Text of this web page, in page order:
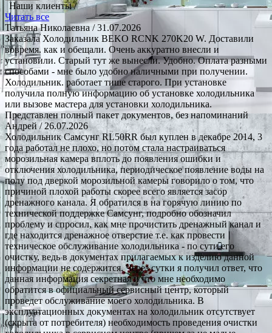
Наши клиенты /
Читать все
Татьяна Николаевна / 31.07.2026
Заказала Холодильник BEKO RCNK 270K20 W. Доставили
вовремя. как и обещали. Очень аккуратно внесли и
установили. Старый тут же вынесли. Удобно. Оплата разными
способами - мне было удобно наличными при получении.
Холодильник. работает тише старого. При установке
получила полную информацию об установке холодильника
или вызове мастера для установки холодильника.
Представлен полный пакет документов, без напоминаний
Андрей / 26.07.2026
Холодильник Самсунг RL50RR был куплен в декабре 2014, 3
года работал не плохо, но потом стала настраиваться
морозильная камера вплоть до появления ошибки и
отключения холодильника, периодическое появление воды на
полу под дверкой морозильной камеры говорило о том, что
причиной плохой работы скорее всего является засор
дренажного канала. Я обратился в на горячую линию по
технической поддержке Самсунг, подробно обозначил
проблему и спросил, как мне прочистить дренажный канал и
где находится дренажное отверстие т.е. как провести
техническое обслуживание холодильника - по сути его
очистку, ведь в документах прилагаемых к изделию данной
информации не содержится. Через сутки я получил ответ, что
данная информация секретная и что мне необходимо
обратится в официальный сервисный центр, который
проведет обслуживание моего холодильника. В
эксплуатационных документах на холодильник отсутствует
(скрыта от потребителя) необходимость проведения очистки